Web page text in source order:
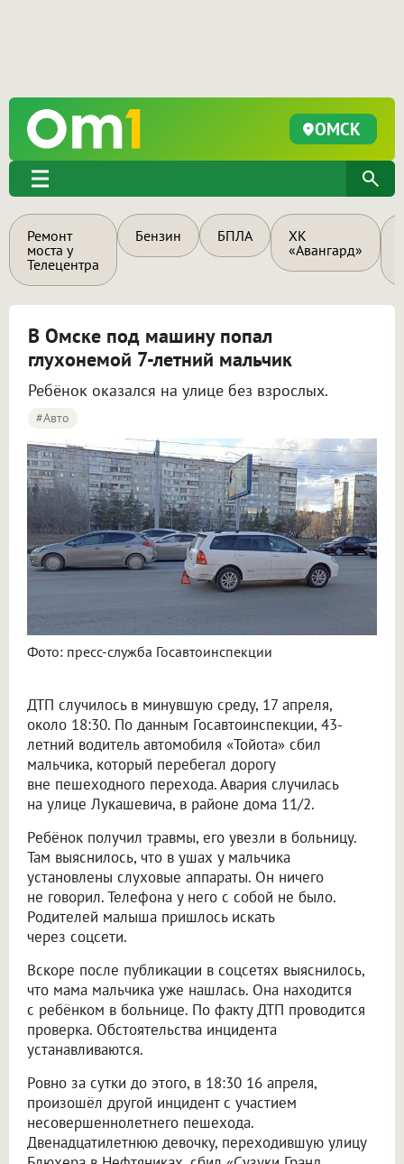
ОМСК
Ремонт
моста у
Телецентра
Бензин БПЛА
ХК
«Авангард»
В Омске под машину попал
глухонемой 7-летний мальчик
Ребёнок оказался на улице без взрослых.
#Авто
Фото: пресс-служба Госавтоинспекции
ДТП случилось в минувшую среду, 17 апреля,
около 18:30. По данным Госавтоинспекции, 43-
летний водитель автомобиля «Тойота» сбил
мальчика, который перебегал дорогу
вне пешеходного перехода. Авария случилась
на улице Лукашевича, в районе дома 11/2.
Ребёнок получил травмы, его увезли в больницу.
Там выяснилось, что в ушах у мальчика
установлены слуховые аппараты. Он ничего
не говорил. Телефона у него с собой не было.
Родителей малыша пришлось искать
через соцсети.
Вскоре после публикации в соцсетях выяснилось,
что мама мальчика уже нашлась. Она находится
с ребёнком в больнице. По факту ДТП проводится
проверка. Обстоятельства инцидента
устанавливаются.
Ровно за сутки до этого, в 18:30 16 апреля,
произошёл другой инцидент с участием
несовершеннолетнего пешехода.
Двенадцатилетнюю девочку, переходившую улицу